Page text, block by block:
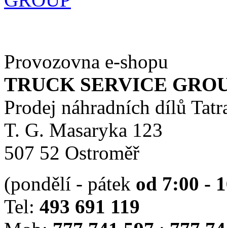
Provozovna e-shopu
TRUCK SERVICE
Prodej náhradních dílů
T. G. Masaryka 123
507 52 Ostroměř
(pondělí - pátek od 7:00 -
Tel: 493 691 119